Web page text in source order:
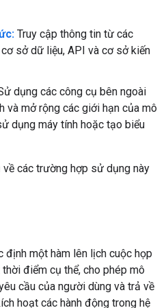
Truy cập thông tin từ các
sở dữ liệu, API và cơ sở kiến
dụng các công cụ bên ngoài
và mở rộng các giới hạn của mô
dụng máy tính hoặc tạo biểu
các trường hợp sử dụng này
định một hàm lên lịch cuộc họp
điểm cụ thể, cho phép mô
cầu của người dùng và trả về
hoạt các hành động trong hệ